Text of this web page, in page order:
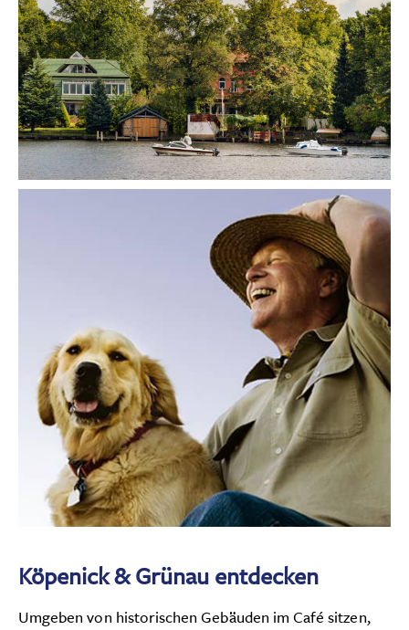
Köpenick & Grünau entdecken
Umgeben von historischen Gebäuden im Café sitzen,